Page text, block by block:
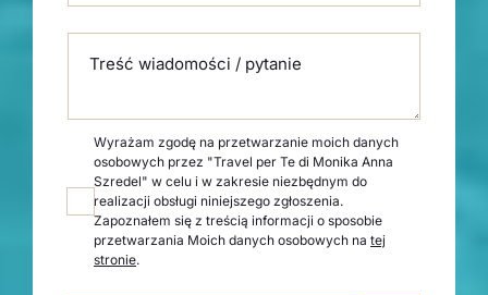
Treść wiadomości / pytanie
Wyrażam zgodę na przetwarzanie moich danych
osobowych przez "Travel per Te di Monika Anna
Szredel" w celu i w zakresie niezbędnym do
realizacji obsługi niniejszego zgłoszenia.
Zapoznałem się z treścią informacji o sposobie
przetwarzania Moich danych osobowych na tej
stronie.